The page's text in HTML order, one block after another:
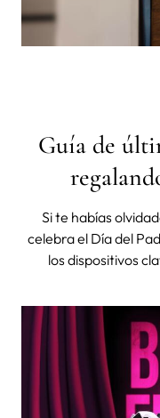
Guía de
Si te habías
celebra el Día del
los dispositivos
original con el que le
el